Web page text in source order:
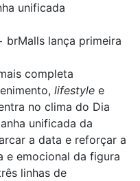
unificada
brMalls lança primeira
completa
lifestyle e
no clima do Dia
unificada da
a data e reforçar a
e emocional da figura
linhas de